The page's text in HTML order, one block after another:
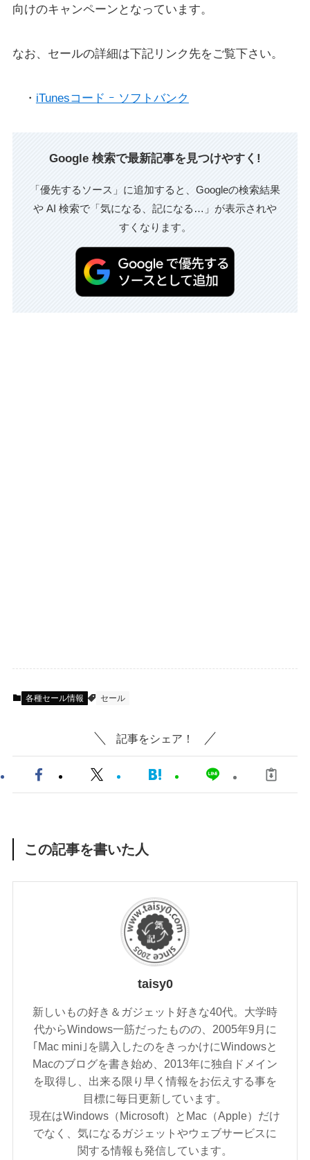
向けのキャンペーンとなっています。
なお、セールの詳細は下記リンク先をご覧下さい。
・ iTunesコード ｰ ソフトバンク
Google 検索で最新記事を見つけやすく!
「優先するソース」に追加すると、Googleの検索結果
や AI 検索で「気になる、記になる…」が表示されや
すくなります。
各種セール情報 セール
記事をシェア！
この記事を書いた人
taisy0
新しいもの好き＆ガジェット好きな40代。大学時
代からWindows一筋だったものの、2005年9月に
｢Mac mini｣を購入したのをきっかけにWindowsと
Macのブログを書き始め、2013年に独自ドメイン
を取得し、出来る限り早く情報をお伝えする事を
目標に毎日更新しています。
現在はWindows（Microsoft）とMac（Apple）だけ
でなく、気になるガジェットやウェブサービスに
関する情報も発信しています。